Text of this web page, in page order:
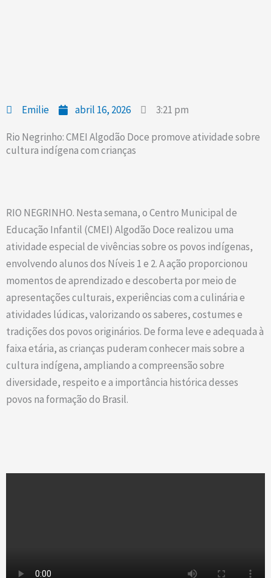
Emilie abril 16, 2026 3:21 pm
Rio Negrinho: CMEI Algodão Doce promove atividade sobre
cultura indígena com crianças
RIO NEGRINHO. Nesta semana, o Centro Municipal de
Educação Infantil (CMEI) Algodão Doce realizou uma
atividade especial de vivências sobre os povos indígenas,
envolvendo alunos dos Níveis 1 e 2. A ação proporcionou
momentos de aprendizado e descoberta por meio de
apresentações culturais, experiências com a culinária e
atividades lúdicas, valorizando os saberes, costumes e
tradições dos povos originários. De forma leve e adequada à
faixa etária, as crianças puderam conhecer mais sobre a
cultura indígena, ampliando a compreensão sobre
diversidade, respeito e a importância histórica desses
povos na formação do Brasil.